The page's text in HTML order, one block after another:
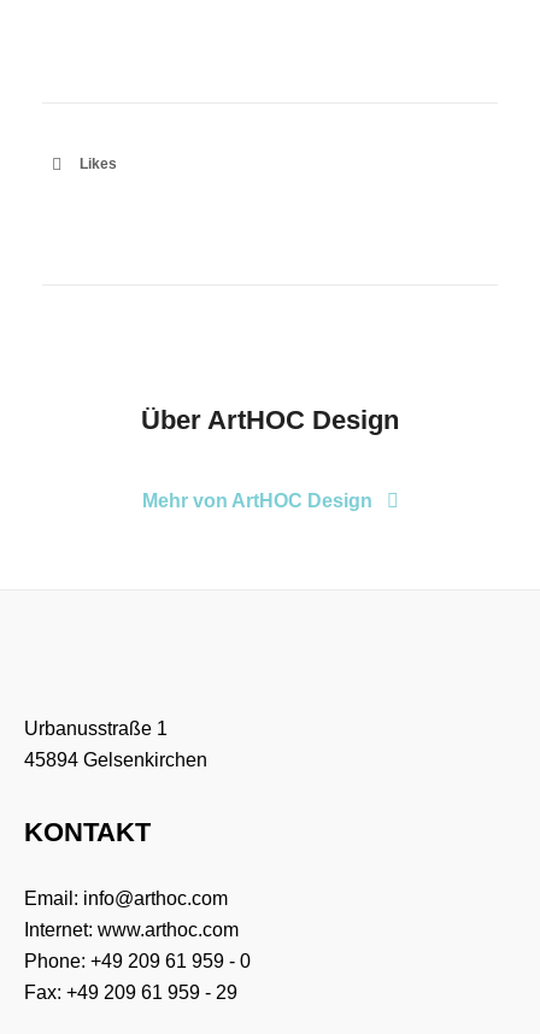
Likes
Über ArtHOC Design
Mehr von ArtHOC Design
Urbanusstraße 1
45894 Gelsenkirchen
KONTAKT
Email: info@arthoc.com
Internet: www.arthoc.com
Phone: +49 209 61 959 - 0
Fax: +49 209 61 959 - 29